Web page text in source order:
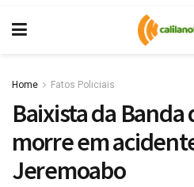
Home Fatos Policiais
Baixista da Banda
morre em
Jeremoabo